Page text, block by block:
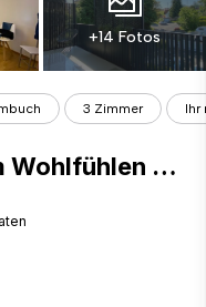
+14 Fotos
3 Zimmer Ihr
Ihr neues Zuhause zum Wohlfühlen – 3-Zimmer-Wohnung (70,95 m²) mit Sonnenbalkon in Oedt bei Feldbach